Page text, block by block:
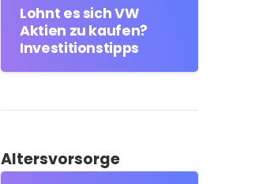
Lohnt es sich VW
Aktien zu kaufen?
Investitionstipps
Altersvorsorge